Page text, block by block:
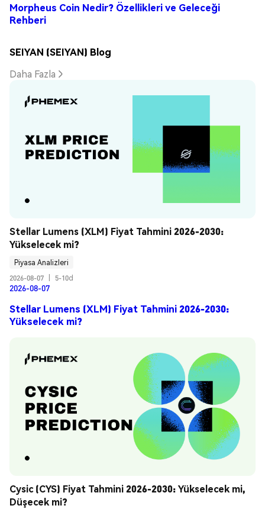
Morpheus Coin Nedir? Özellikleri ve Geleceği
Rehberi
SEIYAN (SEIYAN) Blog
Daha Fazla
Stellar Lumens (XLM) Fiyat Tahmini 2026-2030:
Yükselecek mi?
Piyasa Analizleri
2026-08-07
5-10d
2026-08-07
Stellar Lumens (XLM) Fiyat Tahmini 2026-2030:
Yükselecek mi?
Cysic (CYS) Fiyat Tahmini 2026-2030: Yükselecek mi,
Düşecek mi?